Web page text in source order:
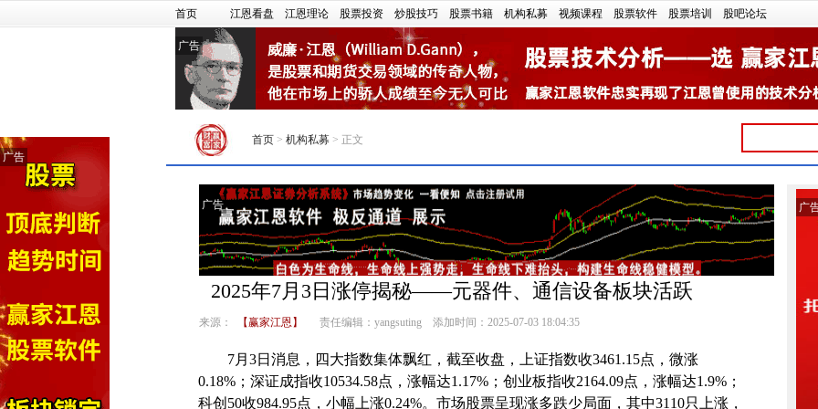
首页 江恩看盘 江恩理论 股票投资 炒股技巧 股票书籍 机构私募 视频课程 股票软件 股票培训 股吧论坛
广告
首页 > 机构私募 > 正文
广告
2025年7月3日涨停揭秘——元器件、通信设备板块活跃
来源： 【赢家江恩】 责任编辑：yangsuting 添加时间：2025-07-03 18:04:35
7月3日消息，四大指数集体飘红，截至收盘，上证指数收3461.15点，微涨
0.18%；深证成指收10534.58点，涨幅达1.17%；创业板指收2164.09点，涨幅达1.9%；
科创50收984.95点，小幅上涨0.24%。市场股票呈现涨多跌少局面，其中3110只上涨，
广
广告